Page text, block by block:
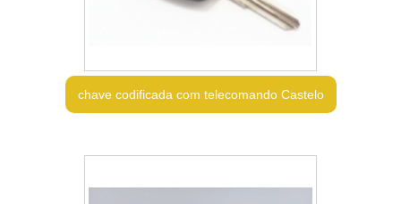
chave codificada com telecomando Castelo